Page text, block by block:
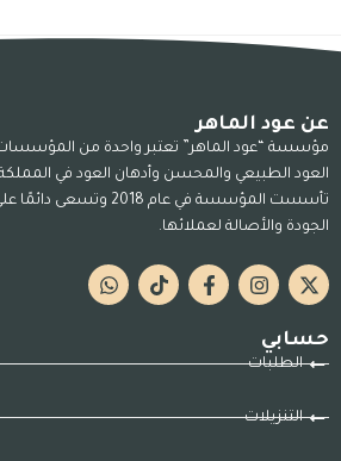
عن عود الماهر
مؤسسة “عود الماهر” تعتبر واحدة من
العود الطبيعي والمحسن وأدهان العود في
تأسست المؤسسة في عام
الجودة والأصالة لعملائها.
حسابي
الطلبات
التنزيلات